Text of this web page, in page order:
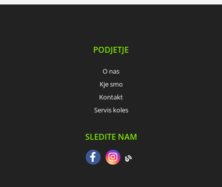
PODJETJE
O nas
Kje smo
Kontakt
Servis koles
SLEDITE NAM